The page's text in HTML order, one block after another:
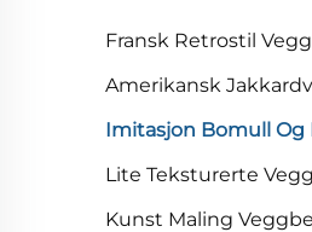
Fransk Retrostil
Amerikansk
Imitasjon Bomull Og
Lite Teksturerte
Kunst Maling